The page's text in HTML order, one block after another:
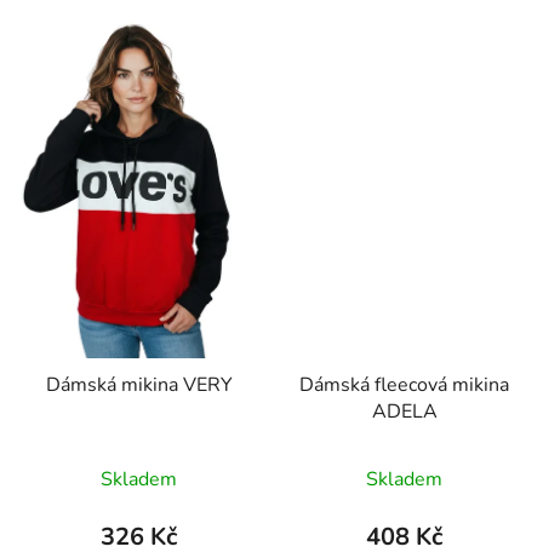
Dámská mikina VERY
Skladem
326 Kč
Dámská fleecová mikina
ADELA
Skladem
408 Kč